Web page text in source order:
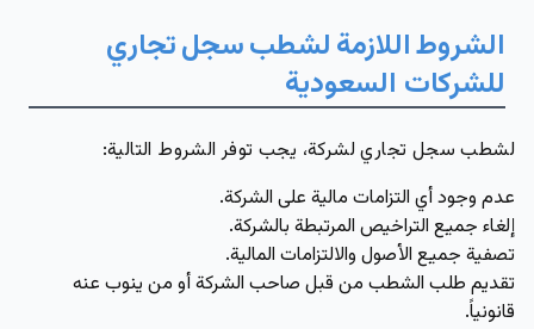
الشروطاللازمةلشطبسجلتجاري
للشركات السعودية
لشطب سجل تجاري لشركة، يجب توفر الشروط التالية:
عدم وجود أي التزامات مالية على الشركة.
إلغاء جميع التراخيص المرتبطة بالشركة.
تصفية جميع الأصول والالتزامات المالية.
تقديم طلب الشطب من قبل صاحب الشركة أو من ينوب عنه
قانونياً.